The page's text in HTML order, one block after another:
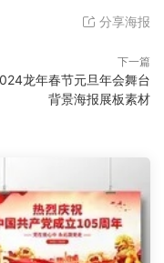
分享海报
下一篇
龙年春节元旦年会舞台
背景海报展板素材